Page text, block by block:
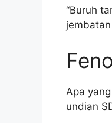
“Buruh
Apa
undian